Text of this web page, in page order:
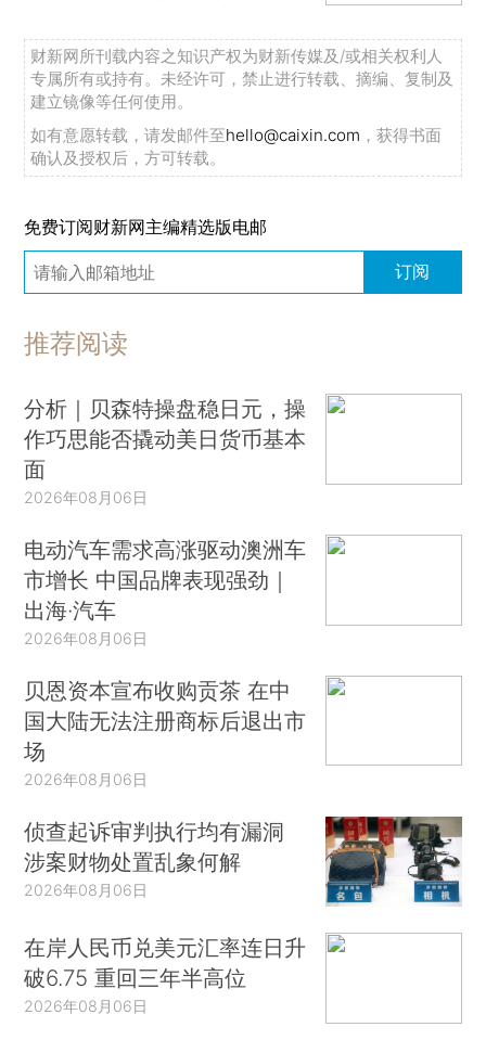
财新网所刊载内容之知识产权为财新传媒及/或相关权利人
专属所有或持有。未经许可，禁止进行转载、摘编、复制及
建立镜像等任何使用。
如有意愿转载，请发邮件至hello@caixin.com ，获得书面
确认及授权后，方可转载。
免费订阅财新网主编精选版电邮
订阅
推荐阅读
分析｜贝森特操盘稳日元，操
作巧思能否撬动美日货币基本
面
2026年08月06日
电动汽车需求高涨驱动澳洲车
市增长 中国品牌表现强劲｜
出海·汽车
2026年08月06日
贝恩资本宣布收购贡茶 在中
国大陆无法注册商标后退出市
场
2026年08月06日
侦查起诉审判执行均有漏洞
涉案财物处置乱象何解
2026年08月06日
在岸人民币兑美元汇率连日升
破6.75 重回三年半高位
2026年08月06日